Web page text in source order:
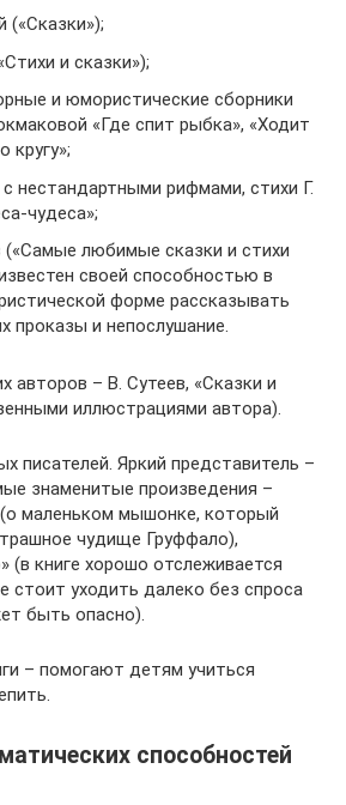
(«Сказки»);
и сказки»);
и юмористические сборники
«Где спит рыбка», «Ходит
кругу»;
нестандартными рифмами, стихи Г.
чудеса»;
(«Самые любимые сказки и стихи
своей способностью в
форме рассказывать
проказы и непослушание.
авторов – В. Сутеев, «Сказки и
иллюстрациями автора).
писателей. Яркий представитель –
знаменитые произведения –
маленьком мышонке, который
чудище Груффало),
(в книге хорошо отслеживается
стоит уходить далеко без спроса
быть опасно).
– помогают детям учиться
способностей